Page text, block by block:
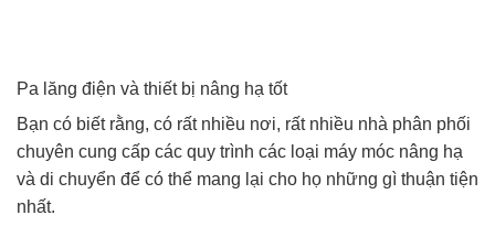
Pa lăng điện và thiết bị nâng hạ tốt
Bạn có biết rằng, có rất nhiều nơi, rất nhiều nhà phân phối
chuyên cung cấp các quy trình các loại máy móc nâng hạ
và di chuyển để có thể mang lại cho họ những gì thuận tiện
nhất.